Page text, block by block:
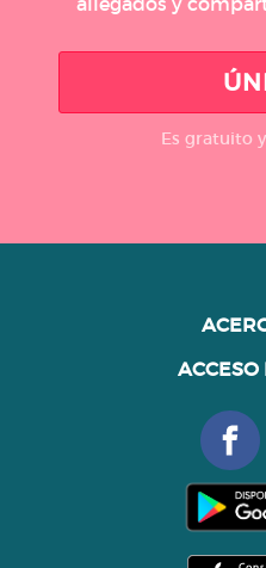
Es gratuito